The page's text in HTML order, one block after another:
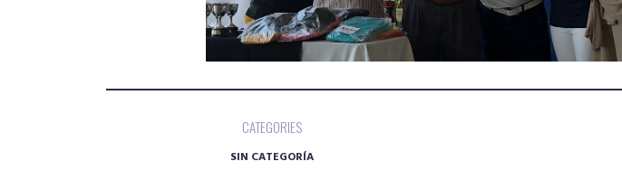
CATEGORIES
SIN CATEGORÍA